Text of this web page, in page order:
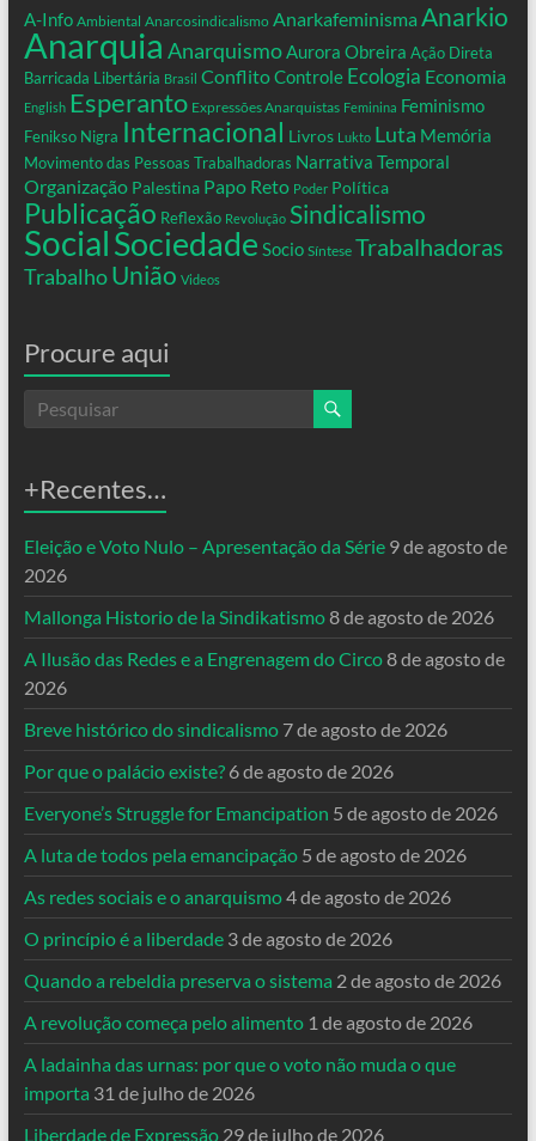
A-Info Ambiental Anarcosindicalismo Anarkafeminisma Anarkio
Anarquia AnarquismoAurora Obreira Ação Direta
Barricada Libertária Brasil ConflitoControle Ecologia Economia
English Esperanto Expressões Anarquistas Feminina Feminismo
Fenikso Nigra Internacional Livros Lukto Luta Memória
Movimento das Pessoas Trabalhadoras Narrativa Temporal
Organização Palestina Papo Reto Poder Política
Publicação Reflexão Revolução Sindicalismo
SocialSociedade Socio Síntese Trabalhadoras
Trabalho União Videos
Procure aqui
+Recentes…
Eleição e Voto Nulo – Apresentação da Série 9 de agosto de
2026
Mallonga Historio de la Sindikatismo8 de agosto de 2026
A Ilusão das Redes e a Engrenagem do Circo8 de agosto de
2026
Breve histórico do sindicalismo 7 de agosto de 2026
Por que o palácio existe? 6 de agosto de 2026
Everyone’s Struggle for Emancipation 5 de agosto de 2026
A luta de todos pela emancipação 5 de agosto de 2026
As redes sociais e o anarquismo4 de agosto de 2026
O princípio é a liberdade 3 de agosto de 2026
Quando a rebeldia preserva o sistema 2 de agosto de 2026
A revolução começa pelo alimento 1 de agosto de 2026
A ladainha das urnas: por que o voto não muda o que
importa 31 de julho de 2026
Liberdade de Expressão 29 de julho de 2026